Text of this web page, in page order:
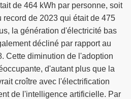
de 464 kWh par personne, soit
record de 2023 qui était de 475
la génération d'électricité bas
décliné par rapport au
Cette diminution de l'adoption
d'autant plus que la
croître avec l'électrification
de l'intelligence artificielle. Par